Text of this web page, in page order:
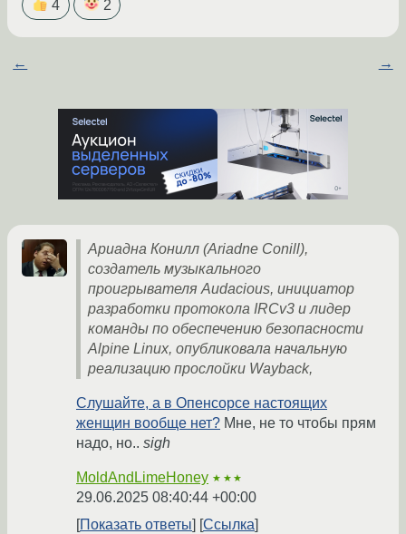
4 2
← →
Ариадна Конилл (Ariadne Conill),
создатель музыкального
проигрывателя Audacious, инициатор
разработки протокола IRCv3 и лидер
команды по обеспечению безопасности
Alpine Linux, опубликовала начальную
реализацию прослойки Wayback,
Слушайте, а в Опенсорсе настоящих
женщин вообще нет? Мне, не то чтобы прям
надо, но.. sigh
MoldAndLimeHoney ★★★
29.06.2025 08:40:44 +00:00
Показать ответы
Ссылка